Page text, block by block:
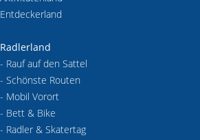
Entdeckerland
Radlerland
- Rauf auf den Sattel
- Schönste Routen
- Mobil Vorort
- Bett & Bike
- Radler & Skatertag